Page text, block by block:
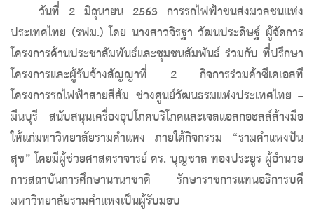
วันที่ 2 มิถุนายน 2563 การรถไฟฟ้าขนส่งมวลชนแห่ง
ประเทศไทย (รฟม.) โดย นางสาวจิรฐา วัฒนประดิษฐ์ ผู้จัดการ
โครงการด้านประชาสัมพันธ์และชุมชนสัมพันธ์ ร่วมกับ ที่ปรึกษา
โครงการและผู้รับจ้างสัญญาที่ 2 กิจการร่วมค้าซีเคเอสที
โครงการรถไฟฟ้าสายสีส้ม ช่วงศูนย์วัฒนธรมแห่งประเทศไทย –
มีนบุรี สนับสนุนเครื่องอุปโภคบริโภคและเจลแอลกอฮลล์ล้างมือ
ให้แก่มหาวิทยาลัยรามคำแหง ภายใต้กิจกรรม “รามคำแหงปัน
สุข” โดยมีผู้ช่วยศาสตราจารย์ ดร. บุญชาล ทองประยูร ผู้อำนวย
การสถาบันการศึกษานานาชาติ รักษาราชการแทนอธิการบดี
มหาวิทยาลัยรามคำแหงเป็นผู้รับมอบ